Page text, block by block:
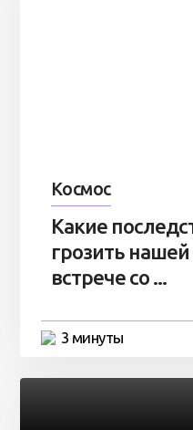
Космос
Какие
грозить
встрече со ...
3 минуты